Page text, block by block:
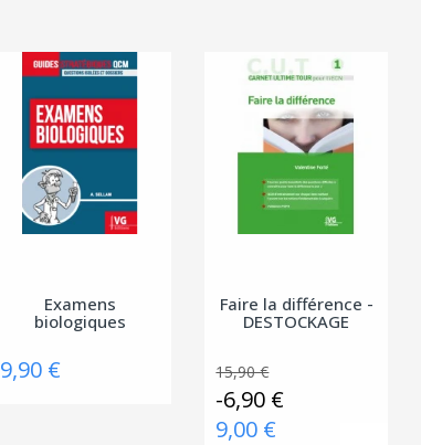
Examens
biologiques
9,90 €
Faire la différence -
DESTOCKAGE
15,90 €
-6,90 €
9,00 €